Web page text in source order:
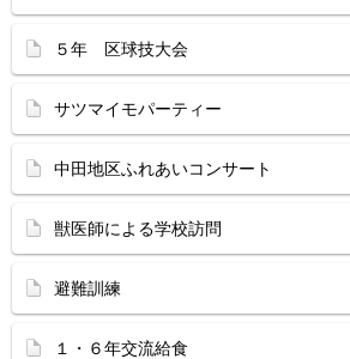
５年 区球技大会
サツマイモパーティー
中田地区ふれあいコンサート
獣医師による学校訪問
避難訓練
１・６年交流給食